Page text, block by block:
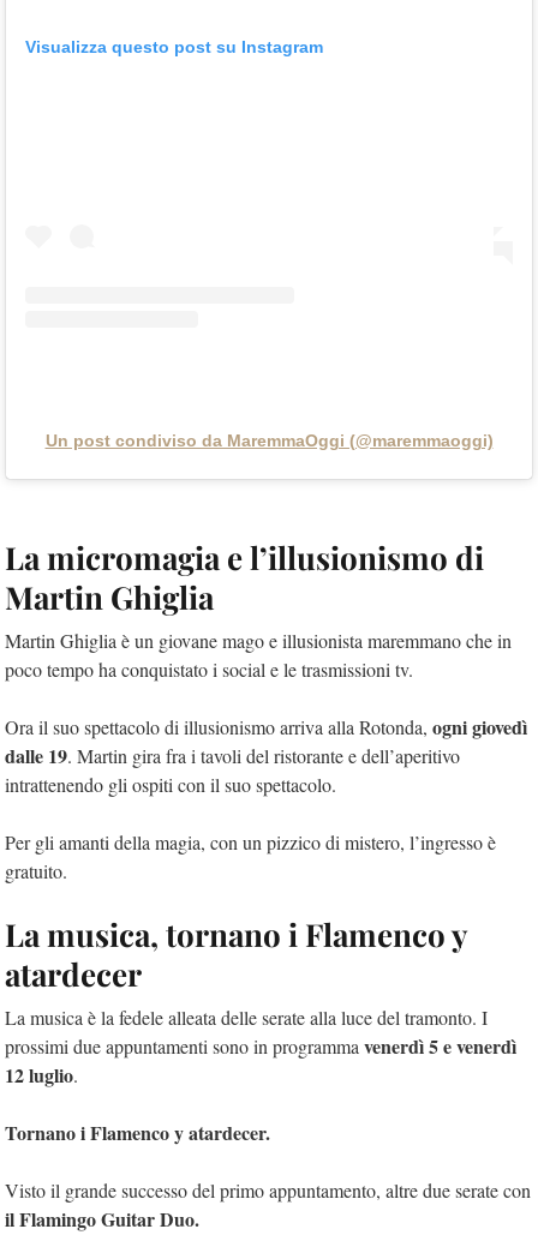
Visualizza questo post su Instagram
Un post condiviso da MaremmaOggi (@maremmaoggi)
La micromagia e l’illusionismo di
Martin Ghiglia
Martin Ghiglia è un giovane mago e illusionista maremmano che in
poco tempo ha conquistato i social e le trasmissioni tv.
Ora il suo spettacolo di illusionismo arriva alla Rotonda, ogni giovedì
dalle 19. Martin gira fra i tavoli del ristorante e dell’aperitivo
intrattenendo gli ospiti con il suo spettacolo.
Per gli amanti della magia, con un pizzico di mistero, l’ingresso è
gratuito.
La musica, tornano i Flamenco y
atardecer
La musica è la fedele alleata delle serate alla luce del tramonto. I
prossimi due appuntamenti sono in programmavenerdì 5 e venerdì
12 luglio.
Tornano i Flamenco y atardecer.
Visto il grande successo del primo appuntamento, altre due serate con
il Flamingo Guitar Duo.